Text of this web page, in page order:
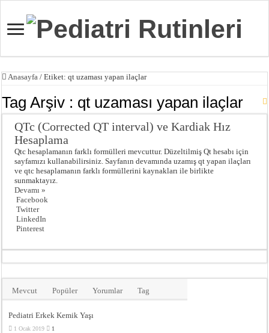
Anasayfa / Etiket:qt uzaması yapan ilaçlar
Tag Arşiv : qt uzaması yapan ilaçlar
QTc (Corrected QT interval) ve Kardiak Hız
Hesaplama
Qtc hesaplamanın farklı formülleri mevcuttur. Düzeltilmiş Qt hesabı için
sayfamızı kullanabilirsiniz. Sayfanın devamında uzamış qt yapan ilaçları
ve qtc hesaplamanın farklı formüllerini kaynakları ile birlikte
sunmaktayız.
Devamı »
Facebook
Twitter
LinkedIn
Pinterest
Mevcut Popüler Yorumlar Tag
Pediatri Erkek Kemik Yaşı
1 Ocak 2019 1